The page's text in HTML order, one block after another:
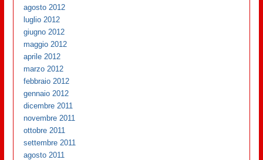
agosto 2012
luglio 2012
giugno 2012
maggio 2012
aprile 2012
marzo 2012
febbraio 2012
gennaio 2012
dicembre 2011
novembre 2011
ottobre 2011
settembre 2011
agosto 2011